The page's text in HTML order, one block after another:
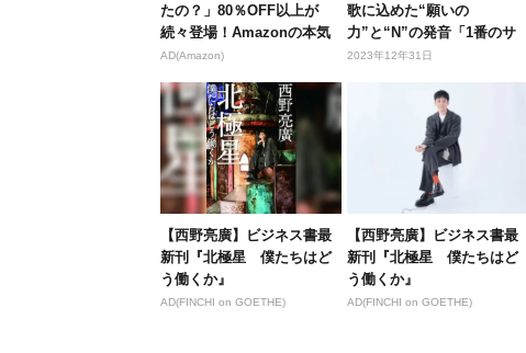
たの？」80％OFF以上が
続々登場！Amazonの本気
が...
AD(Amazon)
歌に込めた“願いの
力”と“N”の発音「1番のサ
ビはまだ自...
2023年12年31日
【西野亮廣】ビジネス書最
新刊『北極星 僕たちはど
う働くか』
AD(FINCHI on GOETHE)
【西野亮廣】ビジネス書最
新刊『北極星 僕たちはど
う働くか』
AD(FINCHI on GOETHE)